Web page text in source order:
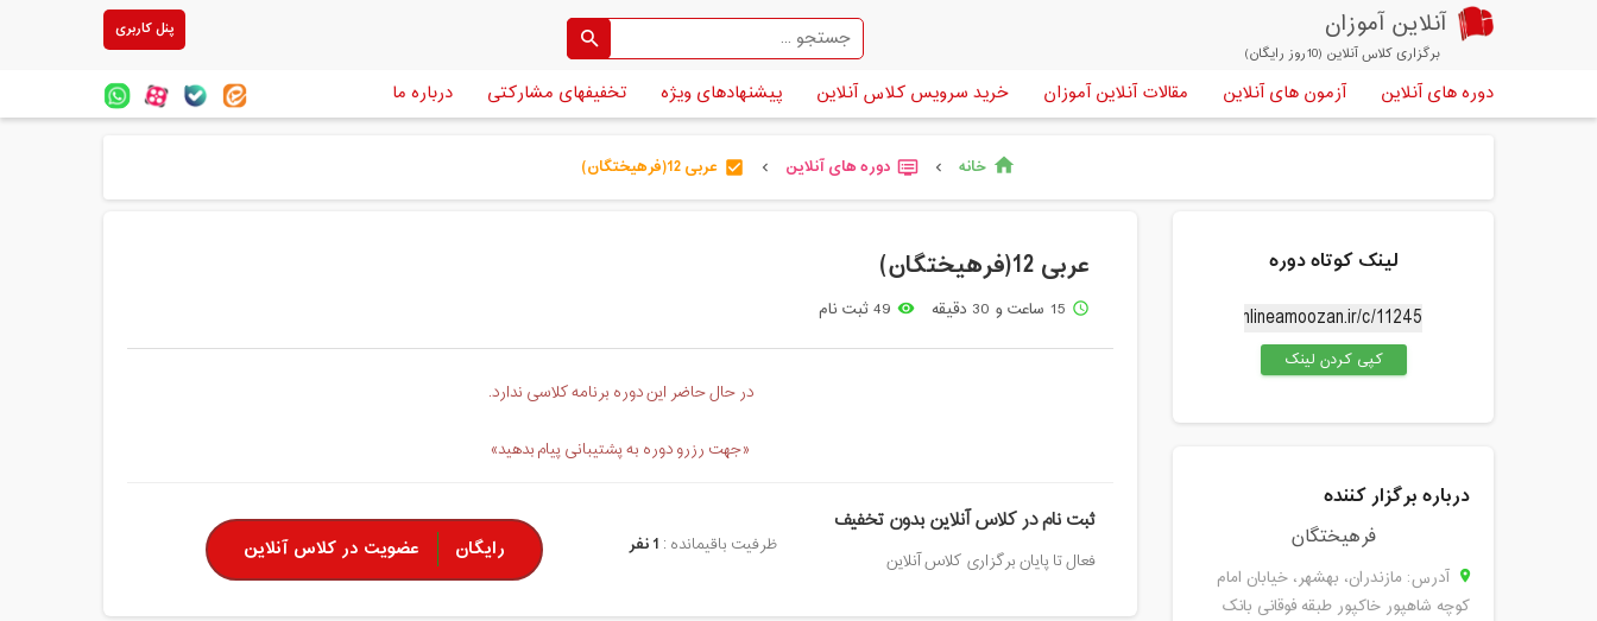
آنلاین آموزان
برگزاری کلاس آنلاین (10روز رایگان)
پنل کاربری
دوره های آنلاین آزمون های آنلاین مقالات آنلاین آموزان خرید سرویس کلاس آنلاین پیشنهادهای ویژه تخفیفهای مشارکتی درباره ما
home خانه chevron_left
dvr دوره های آنلاین chevron_left
check_box عربی 12(فرهیختگان)
عربی 12(فرهیختگان)
access_time 15 ساعت و 30 دقیقه remove_red_eye 49 ثبت نام
در حال حاضر این دوره برنامه کلاسی ندارد.
«جهت رزرو دوره به پشتیبانی پیام بدهید»
ثبت نام در کلاس آنلاین بدون تخفیف
فعال تا پایان برگزاری کلاس آنلاین
ظرفیت باقیمانده : 1 نفر رایگان عضویت در کلاس آنلاین
لینک کوتاه دوره
کپی کردن لینک
درباره برگزار کننده
فرهيختگان
آدرس: مازندران، بهشهر، خیابان امام
کوچه شاهپور خاکپور طبقه فوقانی بانک